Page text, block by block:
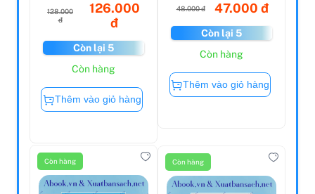
128.000
đ
126.000
đ
Còn lại 5
Còn hàng
Thêm vào giỏ hàng
48.000 đ 47.000 đ
Còn lại 5
Còn hàng
Thêm vào giỏ hàng
Còn hàng Còn hàng